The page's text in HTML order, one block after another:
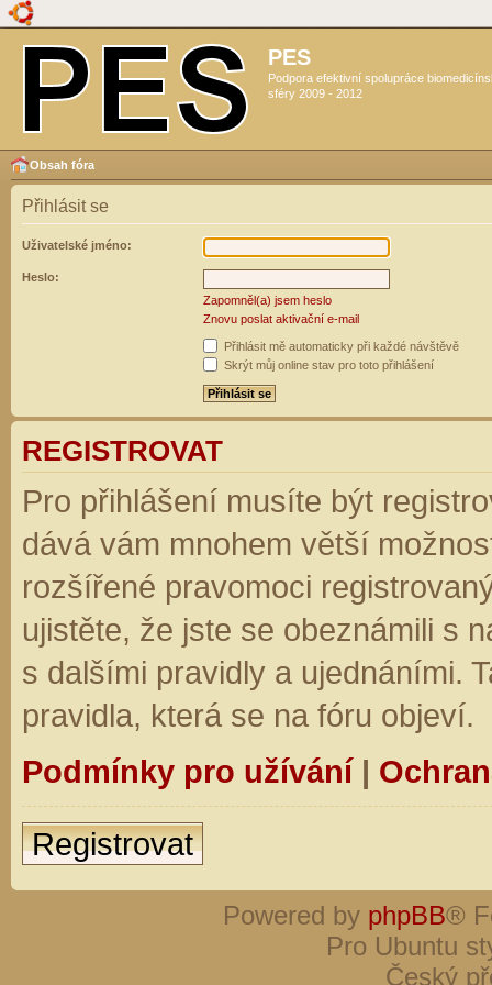
PES
Podpora efektivní spolupráce
sféry 2009 - 2012
Obsah fóra
Přihlásit se
Uživatelské jméno:
Heslo:
Zapomněl(a) jsem heslo
Znovu poslat aktivační e-mail
Přihlásit mě automaticky při každé návštěvě
Skrýt můj online stav pro toto přihlášení
REGISTROVAT
Pro přihlášení musíte být
dává vám mnohem větší
rozšířené pravomoci
ujistěte, že jste se obeznámili s
s dalšími pravidly a ujednáními.
pravidla, která se na fóru objeví.
Podmínky pro užívání|
Registrovat
Powered by phpBB®
Pro Ubuntu
Český